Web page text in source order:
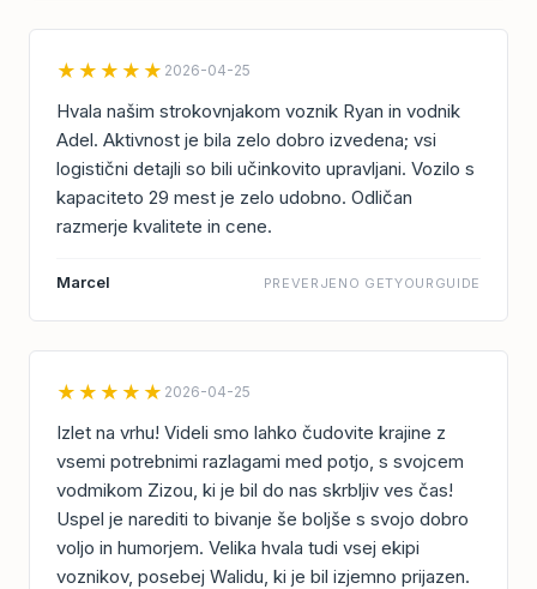
★★★★★ 2026-04-25
Hvala našim strokovnjakom voznik Ryan in vodnik
Adel. Aktivnost je bila zelo dobro izvedena; vsi
logistični detajli so bili učinkovito upravljani. Vozilo s
kapaciteto 29 mest je zelo udobno. Odličan
razmerje kvalitete in cene.
Marcel PREVERJENO GETYOURGUIDE
★★★★★ 2026-04-25
Izlet na vrhu! Videli smo lahko čudovite krajine z
vsemi potrebnimi razlagami med potjo, s svojcem
vodmikom Zizou, ki je bil do nas skrbljiv ves čas!
Uspel je narediti to bivanje še boljše s svojo dobro
voljo in humorjem. Velika hvala tudi vsej ekipi
voznikov, posebej Walidu, ki je bil izjemno prijazen.